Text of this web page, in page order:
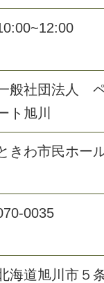
般社団法人
ト旭川
きわ市民ホー
0035
海道旭川市５